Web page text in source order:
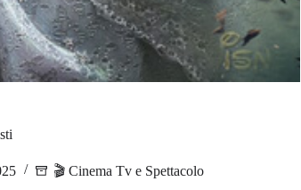
🎬 Cinema Tv e Spettacolo